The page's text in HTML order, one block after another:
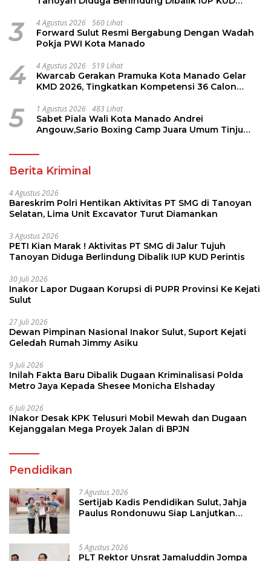
3 4 Agustus 2026 560 Lihat
Forward Sulut Resmi Bergabung Dengan Wadah
Pokja PWI Kota Manado
4 4 Agustus 2026 519 Lihat
Kwarcab Gerakan Pramuka Kota Manado Gelar
KMD 2026, Tingkatkan Kompetensi 36 Calon
5 1 Agustus 2026 483 Lihat
Sabet Piala Wali Kota Manado Andrei
Angouw,Sario Boxing Camp Juara Umum Tinju
Berita Kriminal
4 Agustus 2026
Bareskrim Polri Hentikan Aktivitas PT SMG di Tanoyan
Selatan, Lima Unit Excavator Turut Diamankan
3 Agustus 2026
PETI Kian Marak ! Aktivitas PT SMG di Jalur Tujuh
Tanoyan Diduga Berlindung Dibalik IUP KUD Perintis
30 Juli 2026
Inakor Lapor Dugaan Korupsi di PUPR Provinsi Ke Kejati
Sulut
27 Juli 2026
Dewan Pimpinan Nasional Inakor Sulut, Suport Kejati
Geledah Rumah Jimmy Asiku
9 Juli 2026
Inilah Fakta Baru Dibalik Dugaan Kriminalisasi Polda
Metro Jaya Kepada Shesee Monicha Elshaday
6 Juli 2026
INakor Desak KPK Telusuri Mobil Mewah dan Dugaan
Kejanggalan Mega Proyek Jalan di BPJN
Pendidikan
7 Agustus 2026
Sertijab Kadis Pendidikan Sulut, Jahja
Paulus Rondonuwu Siap Lanjutkan
5 Agustus 2026
PLT Rektor Unsrat Jamaluddin Jompa